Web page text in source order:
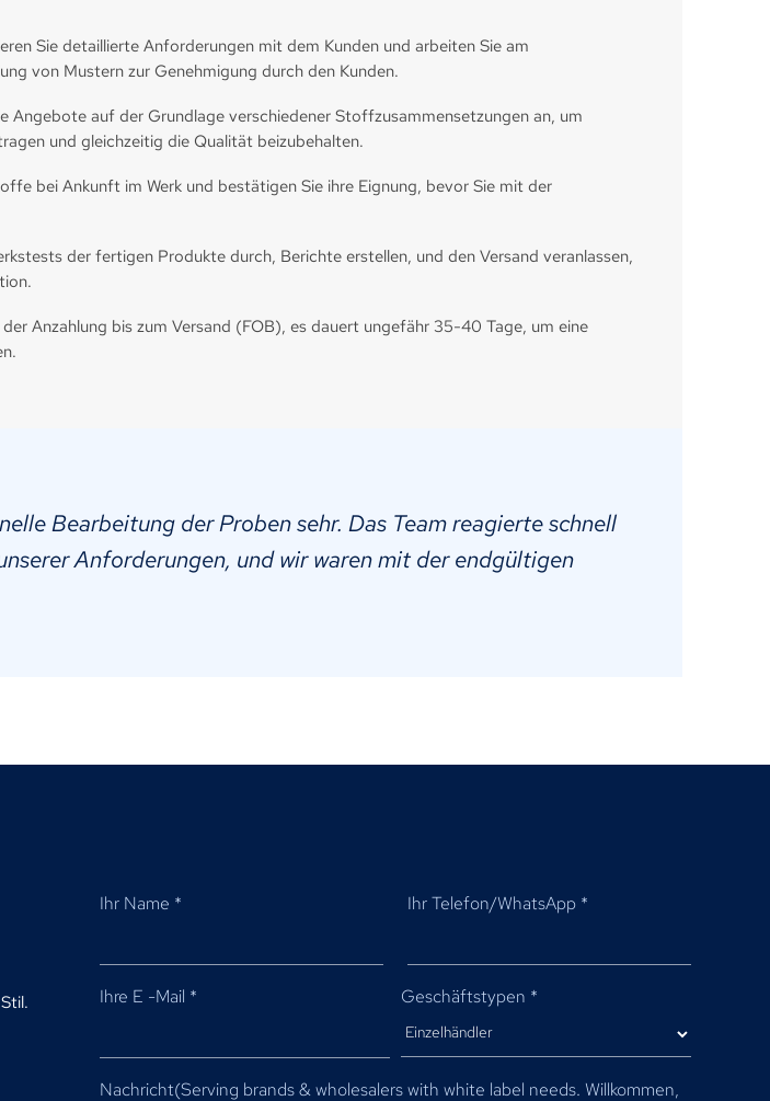
Sie detaillierte Anforderungen mit dem Kunden und arbeiten Sie am
von Mustern zur Genehmigung durch den Kunden.
Angebote auf der Grundlage verschiedener Stoffzusammensetzungen an, um
und gleichzeitig die Qualität beizubehalten.
bei Ankunft im Werk und bestätigen Sie ihre Eignung, bevor Sie mit der
der fertigen Produkte durch, Berichte erstellen, und den Versand veranlassen,
Anzahlung bis zum Versand (FOB), es dauert ungefähr 35-40 Tage, um eine
Bearbeitung der Proben sehr. Das Team reagierte schnell
Anforderungen, und wir waren mit der endgültigen
Ihr Name * Ihr Telefon/WhatsApp *
Ihre E -Mail * Geschäftstypen *
Nachricht(Serving brands & wholesalers with white label needs. Willkommen,